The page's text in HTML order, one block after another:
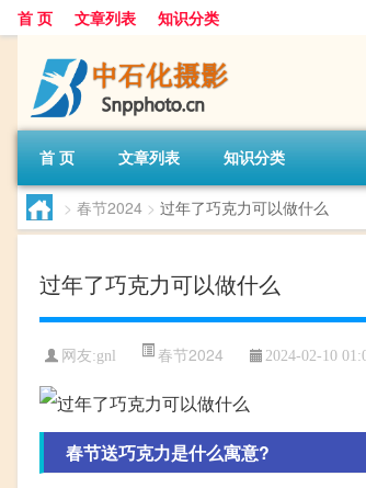
首 页 文章列表 知识分类
首 页 文章列表 知识分类
> 春节2024 > 过年了巧克力可以做什么
过年了巧克力可以做什么
网友:gnl 春节2024 2024-02-10
春节送巧克力是什么寓意?